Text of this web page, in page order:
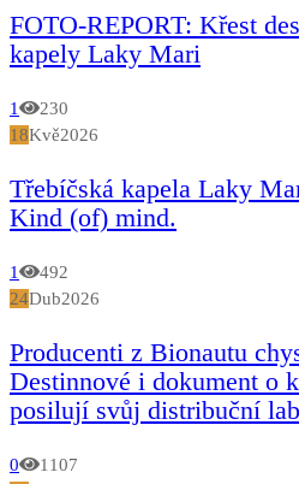
FOTO-REPORT: Křest
kapely Laky Mari
1
230
18Kvě2026
Třebíčská kapela Laky
Kind (of) mind.
1
492
24Dub2026
Producenti z Bionautu
Destinnové i dokument o
posilují svůj distribuční
0
1107